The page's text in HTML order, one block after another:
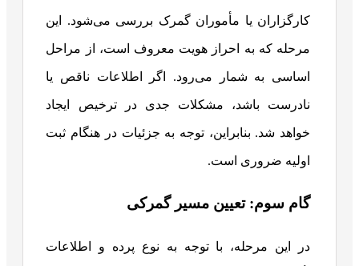
کارگزاران یا مأموران گمرک بررسی می‌شود. این
مرحله که به احراز هویت معروف است، از مراحل
اساسی به شمار می‌رود. اگر اطلاعات ناقص یا
نادرست باشد، مشکلات جدی در ترخیص ایجاد
خواهد شد. بنابراین، توجه به جزئیات در هنگام ثبت
اولیه ضروری است.
گام سوم: تعیین مسیر گمرکی
در این مرحله، با توجه به نوع پرده و اطلاعات